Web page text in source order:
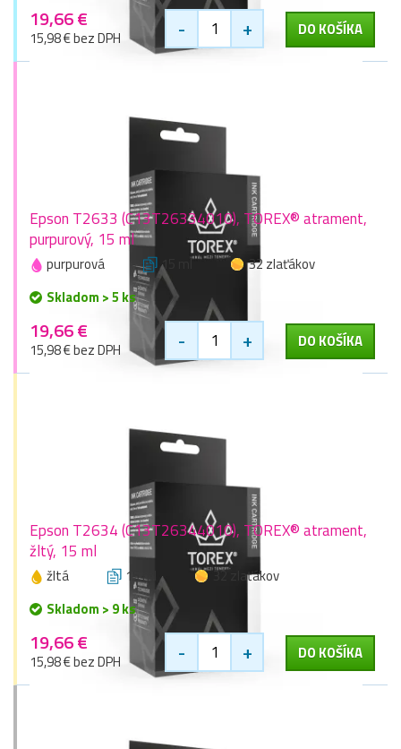
19,66 €
15,98 € bez DPH - + DO KOŠÍKA
Epson T2633 (C13T26334010), TOREX® atrament,
purpurový, 15 ml
purpurová 15 ml
32 zlaťákov
Skladom > 5 ks
19,66 €
15,98 € bez DPH - + DO KOŠÍKA
Epson T2634 (C13T26344010), TOREX® atrament,
žltý, 15 ml
žltá 15 ml
32 zlaťákov
Skladom > 9 ks
19,66 €
15,98 € bez DPH - + DO KOŠÍKA